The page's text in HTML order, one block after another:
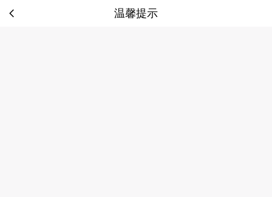
温馨提示